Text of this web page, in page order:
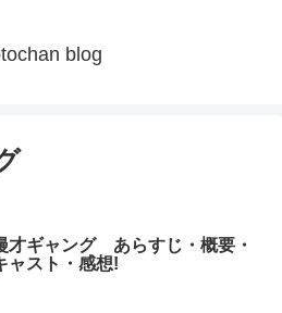
blog
才ギャング あらすじ・概要・
ャスト・感想!